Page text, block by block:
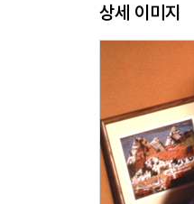
상세 이미지